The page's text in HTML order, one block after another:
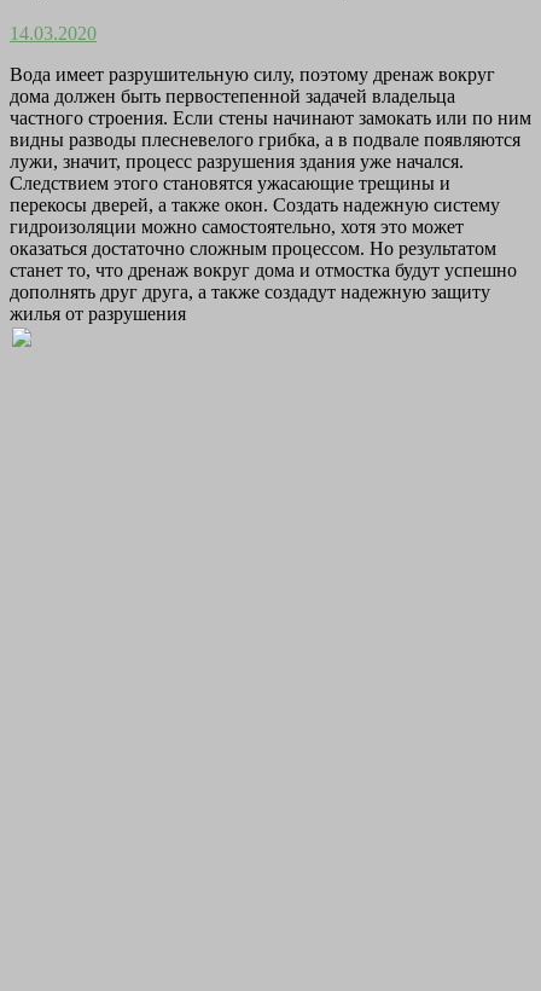
14.03.2020
Вода имеет разрушительную силу, поэтому дренаж вокруг
дома должен быть первостепенной задачей владельца
частного строения. Если стены начинают замокать или по ним
видны разводы плесневелого грибка, а в подвале появляются
лужи, значит, процесс разрушения здания уже начался.
Следствием этого становятся ужасающие трещины и
перекосы дверей, а также окон. Создать надежную систему
гидроизоляции можно самостоятельно, хотя это может
оказаться достаточно сложным процессом. Но результатом
станет то, что дренаж вокруг дома и отмостка будут успешно
дополнять друг друга, а также создадут надежную защиту
жилья от разрушения